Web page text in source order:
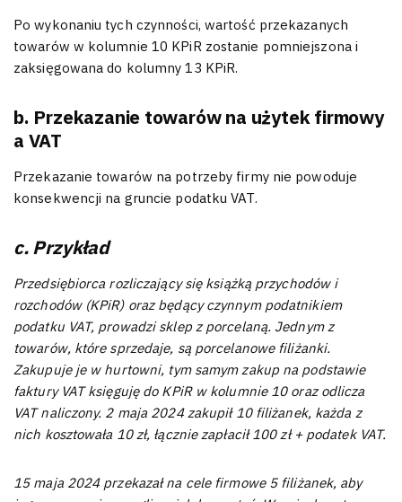
Po wykonaniu tych czynności, wartość przekazanych
towarów w kolumnie 10 KPiR zostanie pomniejszona i
zaksięgowana do kolumny 13 KPiR.
b. Przekazanie towarów na użytek firmowy
a VAT
Przekazanie towarów na potrzeby firmy nie powoduje
konsekwencji na gruncie podatku VAT.
c. Przykład
Przedsiębiorca rozliczający się książką przychodów i
rozchodów (KPiR) oraz będący czynnym podatnikiem
podatku VAT, prowadzi sklep z porcelaną. Jednym z
towarów, które sprzedaje, są porcelanowe filiżanki.
Zakupuje je w hurtowni, tym samym zakup na podstawie
faktury VAT księguję do KPiR w kolumnie 10 oraz odlicza
VAT naliczony. 2 maja 2024 zakupił 10 filiżanek, każda z
nich kosztowała 10 zł, łącznie zapłacił 100 zł + podatek VAT.
15 maja 2024 przekazał na cele firmowe 5 filiżanek, aby